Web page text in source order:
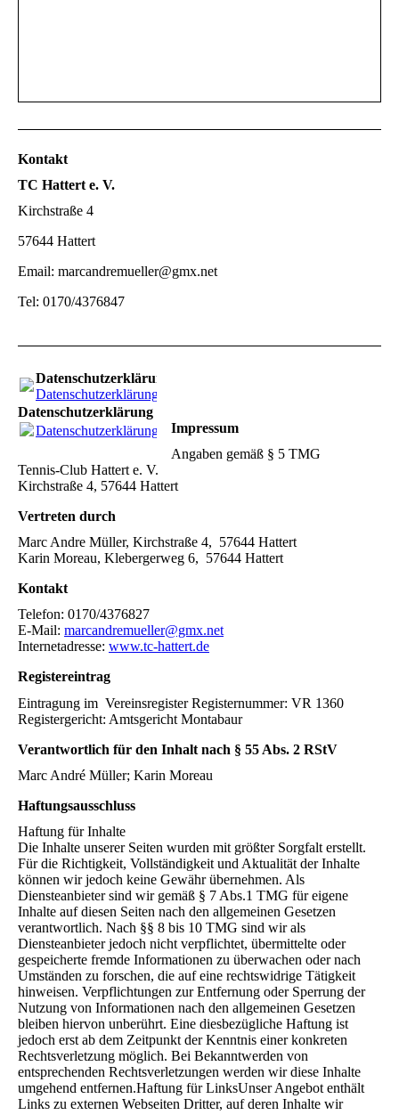
Kontakt
TC Hattert e. V.
Kirchstraße 4
57644 Hattert
Email: marcandremueller@gmx.net
Tel: 0170/4376847
Datenschutzerklärung
Datenschutzerklärung.pdf
Datenschutzerklärung
Datenschutzerklärung.pdf(138.19KB)
Impressum
Angaben gemäß § 5 TMG
Tennis-Club Hattert e. V.
Kirchstraße 4, 57644 Hattert
Vertreten durch
Marc Andre Müller, Kirchstraße 4, 57644 Hattert
Karin Moreau, Klebergerweg 6, 57644 Hattert
Kontakt
Telefon: 0170/4376827
E-Mail: marcandremueller@gmx.net
Internetadresse: www.tc-hattert.de
Registereintrag
Eintragung im Vereinsregister Registernummer: VR 1360
Registergericht: Amtsgericht Montabaur
Verantwortlich für den Inhalt nach § 55 Abs. 2 RStV
Marc André Müller; Karin Moreau
Haftungsausschluss
Haftung für Inhalte
Die Inhalte unserer Seiten wurden mit größter Sorgfalt erstellt.
Für die Richtigkeit, Vollständigkeit und Aktualität der Inhalte
können wir jedoch keine Gewähr übernehmen. Als
Diensteanbieter sind wir gemäß § 7 Abs.1 TMG für eigene
Inhalte auf diesen Seiten nach den allgemeinen Gesetzen
verantwortlich. Nach §§ 8 bis 10 TMG sind wir als
Diensteanbieter jedoch nicht verpflichtet, übermittelte oder
gespeicherte fremde Informationen zu überwachen oder nach
Umständen zu forschen, die auf eine rechtswidrige Tätigkeit
hinweisen. Verpflichtungen zur Entfernung oder Sperrung der
Nutzung von Informationen nach den allgemeinen Gesetzen
bleiben hiervon unberührt. Eine diesbezügliche Haftung ist
jedoch erst ab dem Zeitpunkt der Kenntnis einer konkreten
Rechtsverletzung möglich. Bei Bekanntwerden von
entsprechenden Rechtsverletzungen werden wir diese Inhalte
umgehend entfernen.Haftung für LinksUnser Angebot enthält
Links zu externen Webseiten Dritter, auf deren Inhalte wir